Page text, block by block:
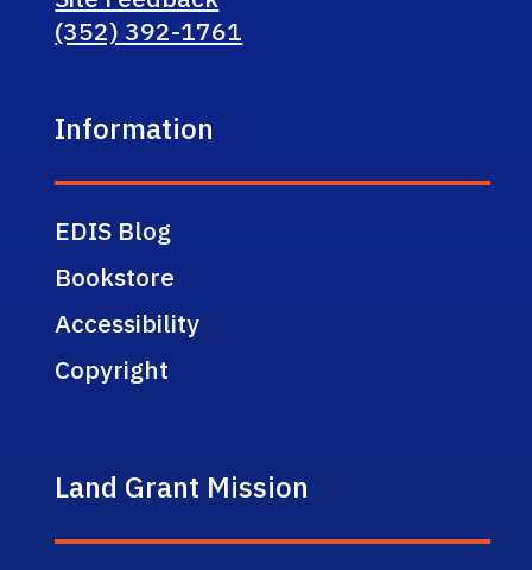
(352) 392-1761
Information
EDIS Blog
Bookstore
Accessibility
Copyright
Land Grant Mission